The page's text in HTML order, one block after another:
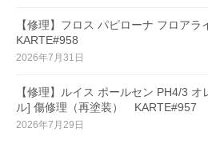
【修理】フロス パピローナ フロア
KARTE#958
2026年7月31日
【修理】ルイス ポールセン PH4/3
ル] 傷修理（再塗装） KARTE#957
2026年7月29日